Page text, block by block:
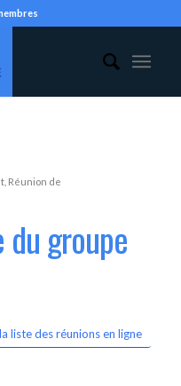
, Réunion de
du groupe
liste des réunions en ligne